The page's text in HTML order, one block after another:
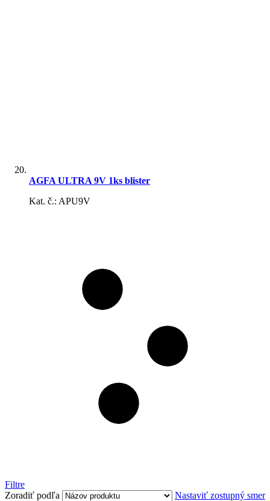
AGFA ULTRA 9V 1ks blister
Kat. č.: APU9V
Filtre
Zoradiť podľa
Nastaviť zostupný smer